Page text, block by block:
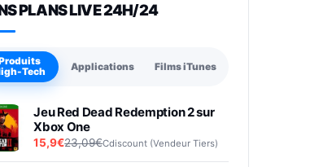
PLANS LIVE 24H/24
Tech
Applications Films iTunes
Jeu Red Dead Redemption 2 sur
Xbox One
15,9€23,09€Cdiscount (Vendeur Tiers)